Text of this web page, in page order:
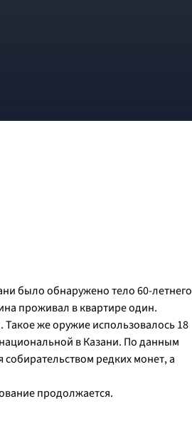
было обнаружено тело 60-летнего
проживал в квартире один.
же оружие использовалось 18
в Казани. По данным
редких монет, а
продолжается.